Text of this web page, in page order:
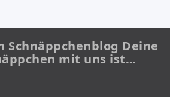
Schnäppchenblog Deine
mit uns ist…